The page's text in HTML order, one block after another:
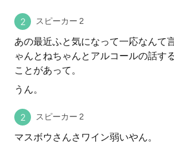
スピーカー 2
あの最近ふと気になって一応なんて
ゃんとねちゃんとアルコールの話す
ことがあって。
うん。
スピーカー 2
マスボウさんさワイン弱いやん。